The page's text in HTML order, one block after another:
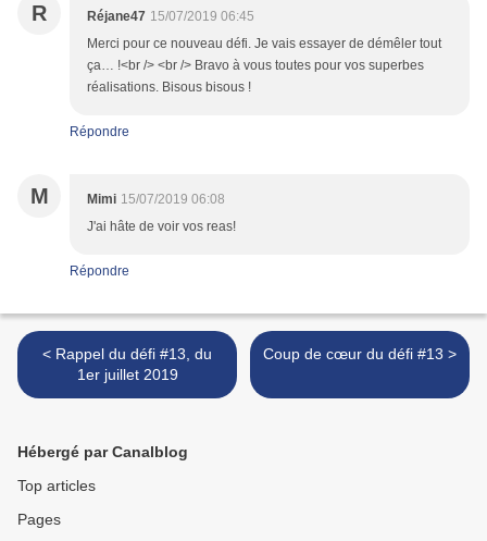
R Réjane47 15/07/2019 06:45
Merci pour ce nouveau défi. Je vais essayer de démêler tout
ça… !<br /> <br /> Bravo à vous toutes pour vos superbes
réalisations. Bisous bisous !
Répondre
M Mimi 15/07/2019 06:08
J'ai hâte de voir vos reas!
Répondre
< Rappel du défi #13, du
1er juillet 2019
Coup de cœur du défi #13 >
Hébergé par Canalblog
Top articles
Pages